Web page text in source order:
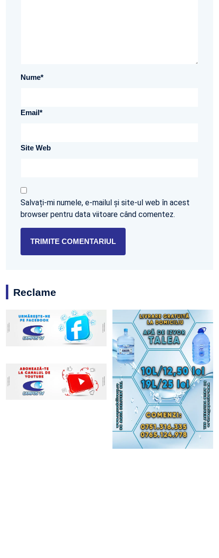
Nume*
Email*
Site Web
Salvați-mi numele, e-mailul și site-ul web în acest
browser pentru data viitoare când comentez.
Reclame